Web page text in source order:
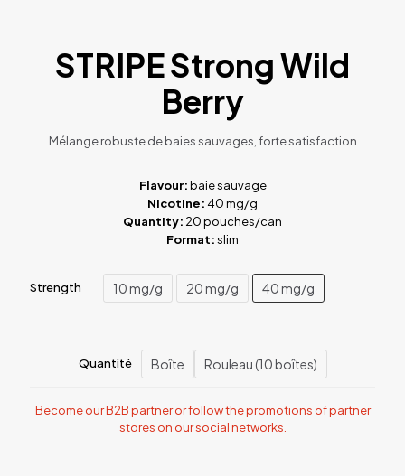
STRIPE Strong Wild
Berry
Mélange robuste de baies sauvages, forte satisfaction
Flavour:baie sauvage
Nicotine:40 mg/g
Quantity: 20 pouches/can
Format:slim
Strength 10 mg/g 20 mg/g 40 mg/g
Quantité Boîte Rouleau (10 boîtes)
Become our B2B partner or follow the promotions of partner
stores on our social networks.